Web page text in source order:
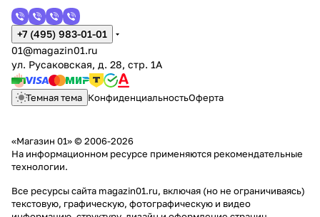
+7 (495) 983-01-01
01@magazin01.ru
ул. Русаковская, д. 28, стр. 1А
Темная тема КонфиденциальностьОферта
«Магазин 01» © 2006-2026
На информационном ресурсе применяются рекомендательные
технологии.
Все ресурсы сайта magazin01.ru, включая (но не ограничиваясь)
текстовую, графическую, фотографическую и видео